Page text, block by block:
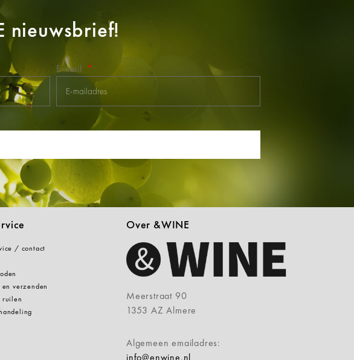
nieuwsbrief!
E-mail
/ contact
verzenden
ruilen
Over &WINE
Meerstraat 90
1353 AZ Almere
Algemeen emailadres:
info@enwine.nl